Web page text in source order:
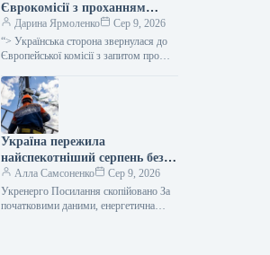
Єврокомісії з проханням
надати 220 мільйонів євро для
допомоги
сільськогосподарським
заблоковані порти.
Дарина Ярмоленко
Сер 9, 2026
“> Українська сторона звернулася до
Європейської комісії з запитом про
безповоротної фінансової допомоги.
Ця…
Україна пережила
найспекотніший серпень без
відключень електроенергії –
заявив Шмигаль.
Алла Самсоненко
Сер 9, 2026
Укренерго Посилання скопійовано За
початковими даними, енергетична